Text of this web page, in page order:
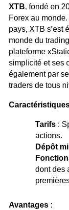
XTB, fondé en
Forex au
pays, XTB s’est
monde du
plateforme
simplicité et ses
également par
traders de tous
Tarifs :
actions.
Dépôt
dont des
Avantages :